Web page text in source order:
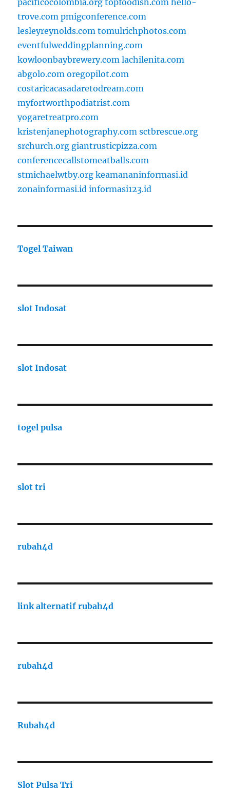
pacificocolombia.org topfoodish.com hello-
trove.com pmigconference.com
lesleyreynolds.com tomulrichphotos.com
eventfulweddingplanning.com
kowloonbaybrewery.com lachilenita.com
abgolo.com oregopilot.com
costaricacasadaretodream.com
myfortworthpodiatrist.com
yogaretreatpro.com
kristenjanephotography.com sctbrescue.org
srchurch.org giantrusticpizza.com
conferencecallstomeatballs.com
stmichaelwtby.org keamananinformasi.id
zonainformasi.id informasi123.id
Togel Taiwan
slot Indosat
slot Indosat
togel pulsa
slot tri
rubah4d
link alternatif rubah4d
rubah4d
Rubah4d
Slot Pulsa Tri